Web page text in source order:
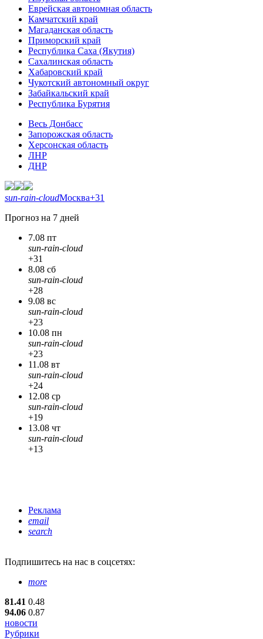
Еврейская автономная область
Камчатский край
Магаданская область
Приморский край
Республика Саха (Якутия)
Сахалинская область
Хабаровский край
Чукотский автономный округ
Забайкальский край
Республика Бурятия
Весь Донбасс
Запорожская область
Херсонская область
ЛНР
ДНР
sun-rain-cloudМосква+31
Прогноз на 7 дней
7.08 пт
sun-rain-cloud
+31
8.08 сб
sun-rain-cloud
+28
9.08 вс
sun-rain-cloud
+23
10.08 пн
sun-rain-cloud
+23
11.08 вт
sun-rain-cloud
+24
12.08 ср
sun-rain-cloud
+19
13.08 чт
sun-rain-cloud
+13
Реклама
email
search
Подпишитесь на нас в соцсетях:
more
81.41 0.48
94.06 0.87
новости
Рубрики